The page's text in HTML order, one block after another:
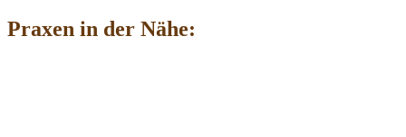
Praxen in der Nähe: